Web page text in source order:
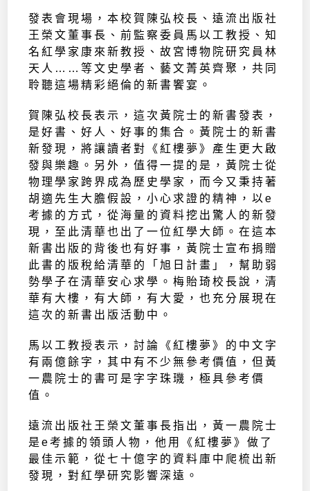
發表會現場，本校賀陳弘校長、遠流出版社
王榮文董事長、前監察委員馬以工教授、知
名紅學家康來新教授、故宮博物院研究員林
天人……等文史學者、藝文菁英齊聚，共同
聆聽這場精彩絕倫的新書饗宴。
賀陳弘校長表示，這次黃院士的新書發表，
是好書、好人、好事的集合。黃院士的新書
新發現，將讓讀者對《紅樓夢》產生更大啟
發與樂趣。另外，值得一提的是，黃院士從
物理學家跨界成為歷史學家，而今又秉持著
胡適先生大膽假設，小心求證的精神，以e
考據的方式，從海量的資料挖出驚人的新發
現，至此清華也出了一位紅學大師。在這本
新書出版的背後也有好事，黃院士宣布捐贈
此書的版稅給清華的「旭日計畫」，幫助弱
勢學子在清華安心求學。梅貽琦校長說，清
華有大樓，有大師，有大愛，也充分展現在
這次的新書出版活動中。
馬以工教授表示，討論《紅樓夢》的中文字
有兩億餘字，其中有不少無參考價值，但黃
一農院士的書可是字字珠璣，極具參考價
值。
遠流出版社王榮文董事長指出，黃一農院士
是e考據的領頭人物，他用《紅樓夢》做了
最佳示範，從七十億字的資料庫中爬梳出新
發現，對紅學研究影響深遠。